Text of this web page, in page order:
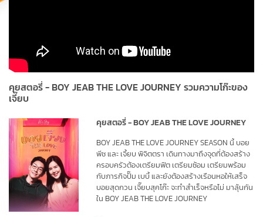
คุยสตอรี่ - BOY JEAB THE LOVE JOURNEY รวมความโก๊ะของ
เจี๊ยบ
คุยสตอรี่ - BOY JEAB THE LOVE JOURNEY
BOY JEAB THE LOVE JOURNEY SEASON นี้ บอย
พีช และ เจี้ยบ พิจิตตรา เดินทางมาถึงจุดที่ต้องสร้าง
ครอบครัวต้องเตรียมฟิต เตรียมซ้อม เตรียมพร้อม
กับภารกิจปั๊ม เบบี้ และยังต้องสร้างเรือนหอให้เสร็จ
บอยสุดกวน เจี๊ยบสุคโก๊ะ จะทำสำเร็จหรือไม่ มาลุ้นกัน
ใน BOY JEAB THE LOVE JOURNEY